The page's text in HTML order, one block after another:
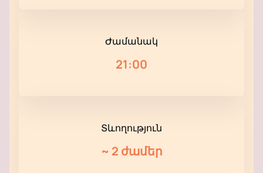
Ժամանակ
21:00
Տևողություն
~ 2 ժամեր